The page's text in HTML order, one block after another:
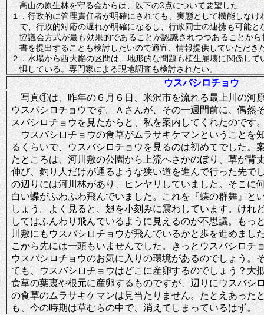
高山の原生林を守る会からは、以下の2点について要望した
１．行政的に管理責任者が明確にされても、実態として機能しな
で、行政的対応の遅れが明確になるし、行政同士の連携も可能
協議会方式が最も効果的であることが認識されつつあることか
書を提出することも検討したいので適宜、情報提供していただ
２．水場から西大巓の区間は、地形的な問題も植生崩壊に関係し
惧している。専門家による現地調査も検討されたい。
ウスバシロチョウ
写真①は、昨年の６月６日、米沢市を流れる最上川の河
ウスバシロチョウです。Ａさんが、その一週間前に、偶然
スバシロチョウを見たからと、私を案内してくれたのです
ウスバシロチョウの食草がムラサキケマンということを
るくらいで、ウスバシロチョウを見るのは初めてでした。
たところは、河川敷の公園から上流へさかのぼり、草が背
伸び、釣り人だけが通るような狭い道を進んで行った先で
の辺りには河川林があり、ヒンヤリしていました。そこに
白い蝶がふわふわ飛んでいました。これを『蝶の群舞』と
しょう。よく見ると、翅を小刻みに震わしています。けれ
してはふんわり飛んでいるように見えるのが不思議。もっ
川敷にもウスバシロチョウが飛んでいるかと歩を進めまし
こから先には一頭もいませんでした。きっとウスバシロチ
ウスバシロチョウのお気に入りの環境があるのでしょう。
ても、ウスバシロチョウはどこに産卵するのでしょう？大
食草の葉裏や根元に産卵するものですが、辺りにウスバシ
の食草のムラサキケマンは見当たりません。たとえあった
も、今の時期は草むらの中で、消えてしまっているはず。